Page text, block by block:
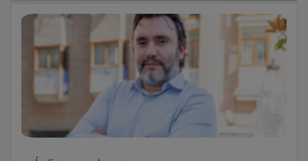
Índices y pulgares